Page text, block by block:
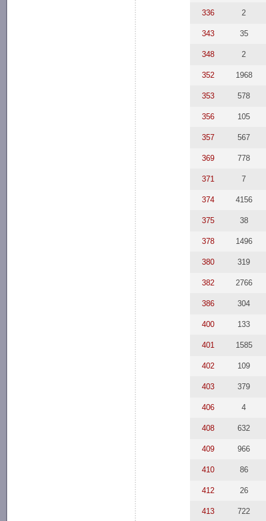
336 2
343 35
348 2
352 1968
353 578
356 105
357 567
369 778
371 7
374 4156
375 38
378 1496
380 319
382 2766
386 304
400 133
401 1585
402 109
403 379
406 4
408 632
409 966
410 86
412 26
413 722